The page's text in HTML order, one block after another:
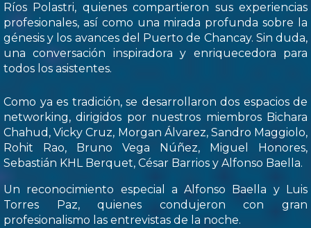
Ríos Polastri, quienes compartieron sus experiencias
profesionales, así como una mirada profunda sobre la
génesis y los avances del Puerto de Chancay. Sin duda,
una conversación inspiradora y enriquecedora para
todos los asistentes.
Como ya es tradición, se desarrollaron dos espacios de
networking, dirigidos por nuestros miembros Bichara
Chahud, Vicky Cruz, Morgan Álvarez, Sandro Maggiolo,
Rohit Rao, Bruno Vega Núñez, Miguel Honores,
Sebastián KHL Berquet, César Barrios y Alfonso Baella.
Un reconocimiento especial a Alfonso Baella y Luis
Torres Paz, quienes condujeron con gran
profesionalismo las entrevistas de la noche.